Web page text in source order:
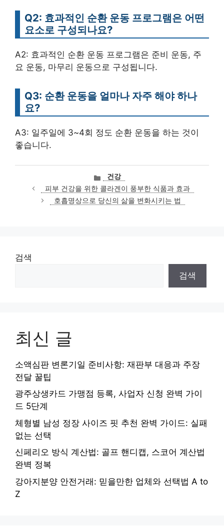
Q2: 효과적인 순환 운동 프로그램은 어떤
요소로 구성되나요?
A2: 효과적인 순환 운동 프로그램은 준비 운동, 주
요 운동, 마무리 운동으로 구성됩니다.
Q3: 순환 운동을 얼마나 자주 해야 하나
요?
A3: 일주일에 3~4회 정도 순환 운동을 하는 것이
좋습니다.
카
테
고
리
건강
피부 건강을 위한 콜라겐이 풍부한 식품과 효과
호흡명상으로 당신의 삶을 변화시키는 법
검색
검색
최신 글
소액심판 변론기일 준비사항: 재판부 대응과 주장
전달 꿀팁
광주상생카드 가맹점 등록, 사업자 신청 완벽 가이
드 5단계
체형별 남성 정장 사이즈 핏 추천 완벽 가이드: 실패
없는 선택
신페리오 방식 계산법: 골프 핸디캡, 스코어 계산법
완벽 정복
강아지분양 안전거래: 믿을만한 업체와 선택법 A to
Z